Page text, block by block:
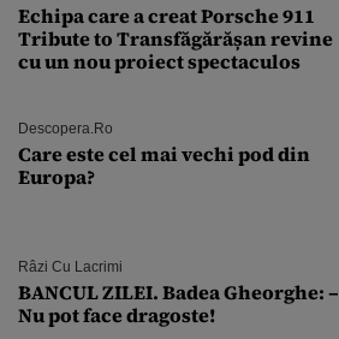
Echipa care a creat Porsche 911
Tribute to Transfăgărășan revine
cu un nou proiect spectaculos
Descopera.ro
Care este cel mai vechi pod din
Europa?
Râzi Cu Lacrimi
BANCUL ZILEI. Badea Gheorghe: –
Nu pot face dragoste!